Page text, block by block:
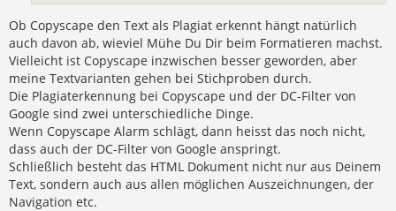
Ob Copyscape den Text als Plagiat erkennt hängt natürlich
auch davon ab, wieviel Mühe Du Dir beim Formatieren machst.
Vielleicht ist Copyscape inzwischen besser geworden, aber
meine Textvarianten gehen bei Stichproben durch.
Die Plagiaterkennung bei Copyscape und der DC-Filter von
Google sind zwei unterschiedliche Dinge.
Wenn Copyscape Alarm schlägt, dann heisst das noch nicht,
dass auch der DC-Filter von Google anspringt.
Schließlich besteht das HTML Dokument nicht nur aus Deinem
Text, sondern auch aus allen möglichen Auszeichnungen, der
Navigation etc.